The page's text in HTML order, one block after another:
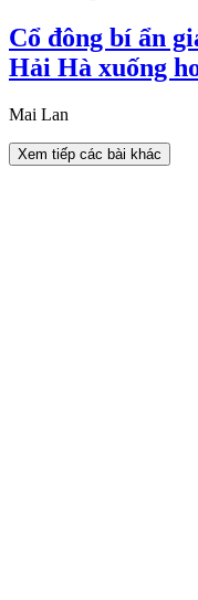
Cổ đông bí ẩn
Hải Hà xuống
Mai Lan
Xem tiếp các bài khác